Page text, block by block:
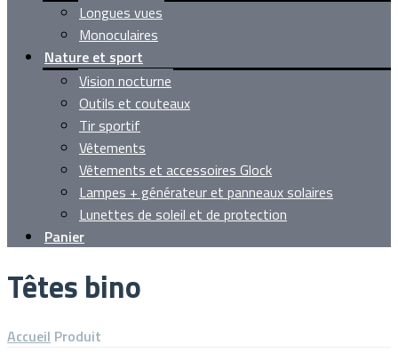
Longues vues
Monoculaires
Nature et sport
Vision nocturne
Outils et couteaux
Tir sportif
Vêtements
Vêtements et accessoires Glock
Lampes + générateur et panneaux solaires
Lunettes de soleil et de protection
Panier
Têtes bino
Accueil Produit